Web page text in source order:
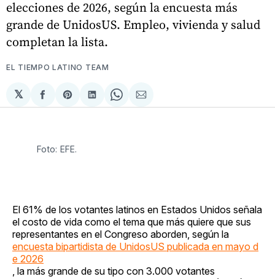
elecciones de 2026, según la encuesta más
grande de UnidosUS. Empleo, vivienda y salud
completan la lista.
EL TIEMPO LATINO TEAM
𝕏
Compartir
en
Share
on
Compartir
en
Share
on
Compartir
via
Foto: EFE.
El 61% de los votantes latinos en Estados Unidos señala
el costo de vida como el tema que más quiere que sus
representantes en el Congreso aborden, según la
encuesta bipartidista de UnidosUS publicada en mayo d
e 2026
, la más grande de su tipo con 3.000 votantes